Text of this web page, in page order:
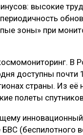
высокие
зоны» при
В
доступны
страны. Из
полеты
БВС (беспилотного